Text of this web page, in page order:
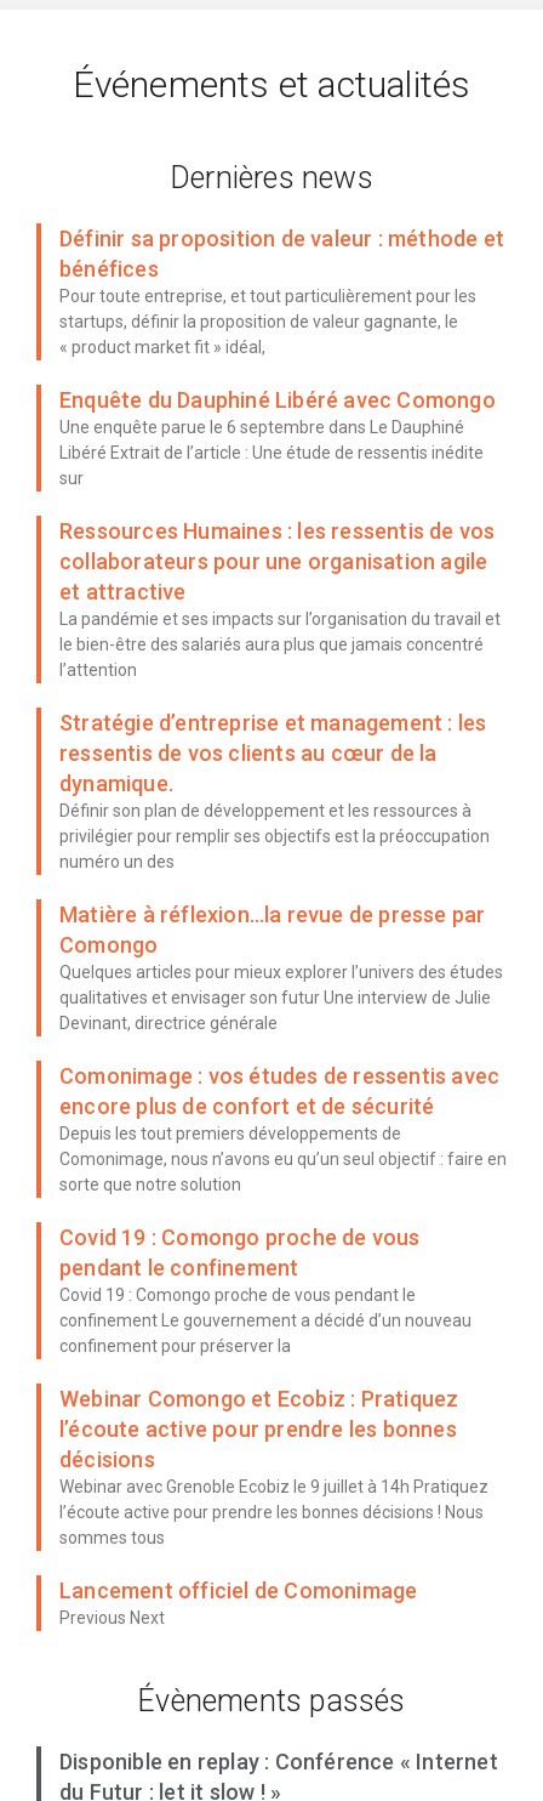
Événements et actualités
Dernières news
Définir sa proposition de valeur : méthode et
bénéfices
Pour toute entreprise, et tout particulièrement pour les
startups, définir la proposition de valeur gagnante, le
« product market fit » idéal,
Enquête du Dauphiné Libéré avec Comongo
Une enquête parue le 6 septembre dans Le Dauphiné
Libéré Extrait de l’article : Une étude de ressentis inédite
sur
Ressources Humaines : les ressentis de vos
collaborateurs pour une organisation agile
et attractive
La pandémie et ses impacts sur l’organisation du travail et
le bien-être des salariés aura plus que jamais concentré
l’attention
Stratégie d’entreprise et management : les
ressentis de vos clients au cœur de la
dynamique.
Définir son plan de développement et les ressources à
privilégier pour remplir ses objectifs est la préoccupation
numéro un des
Matière à réflexion…la revue de presse par
Comongo
Quelques articles pour mieux explorer l’univers des études
qualitatives et envisager son futur Une interview de Julie
Devinant, directrice générale
Comonimage : vos études de ressentis avec
encore plus de confort et de sécurité
Depuis les tout premiers développements de
Comonimage, nous n’avons eu qu’un seul objectif : faire en
sorte que notre solution
Covid 19 : Comongo proche de vous
pendant le confinement
Covid 19 : Comongo proche de vous pendant le
confinement Le gouvernement a décidé d’un nouveau
confinement pour préserver la
Webinar Comongo et Ecobiz : Pratiquez
l’écoute active pour prendre les bonnes
décisions
Webinar avec Grenoble Ecobiz le 9 juillet à 14h Pratiquez
l’écoute active pour prendre les bonnes décisions ! Nous
sommes tous
Lancement officiel de Comonimage
Previous Next
Évènements passés
Disponible en replay : Conférence « Internet
du Futur : let it slow ! »